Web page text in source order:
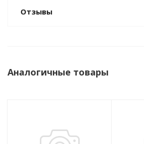
Отзывы
Аналогичные товары